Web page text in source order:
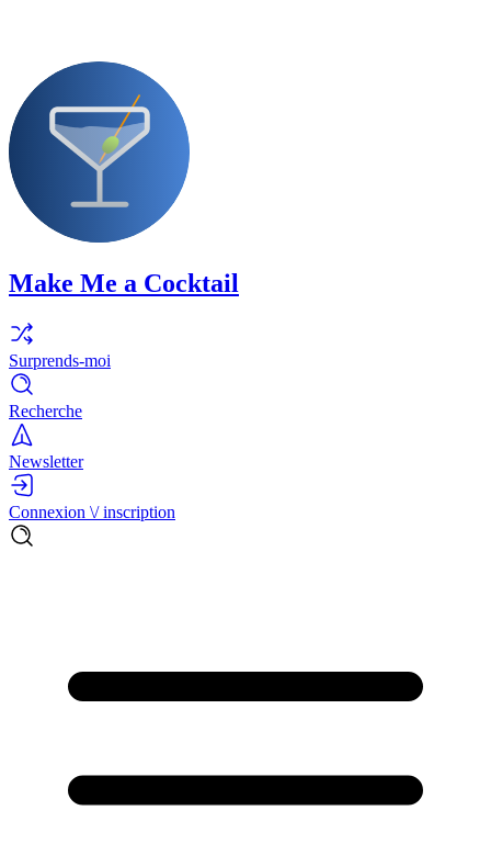
Make Me a Cocktail
Surprends-moi
Recherche
Newsletter
Connexion \/ inscription